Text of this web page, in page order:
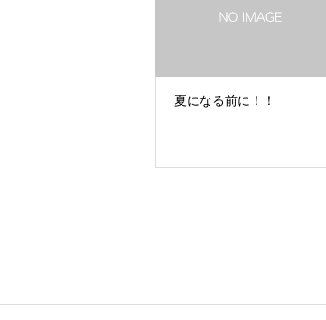
夏になる前に！！